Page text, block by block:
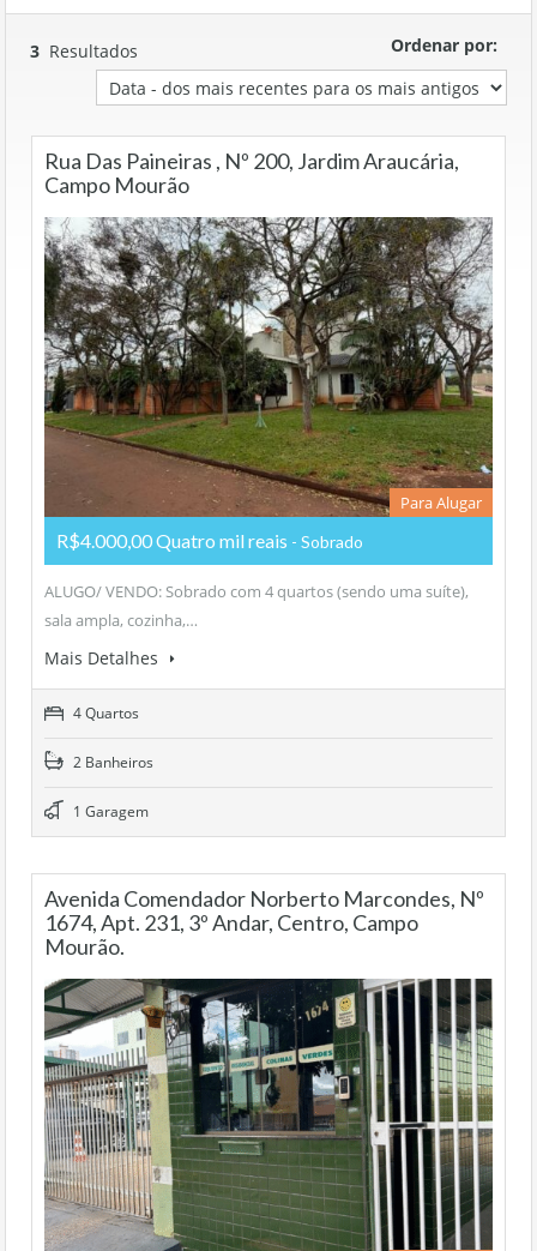
3 Resultados Ordenar por:
Rua Das Paineiras , Nº 200, Jardim Araucária,
Campo Mourão
Para Alugar
R$4.000,00 Quatro mil reais - Sobrado
ALUGO/ VENDO: Sobrado com 4 quartos (sendo uma suíte),
sala ampla, cozinha,…
Mais Detalhes
4 Quartos
2 Banheiros
1 Garagem
Avenida Comendador Norberto Marcondes, Nº
1674, Apt. 231, 3º Andar, Centro, Campo
Mourão.